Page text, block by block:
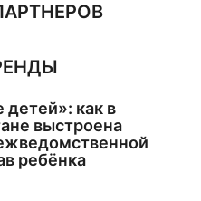
детей»: как в
выстроена
ребёнка